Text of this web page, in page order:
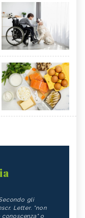
gli
Letter. "non
conoscenza" o